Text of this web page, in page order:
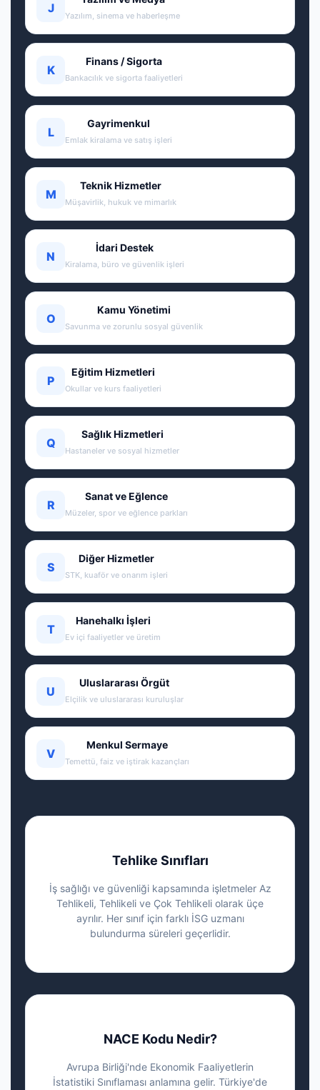
J
Yazılım, sinema ve haberleşme
K
Finans / Sigorta
Bankacılık ve sigorta faaliyetleri
L
Gayrimenkul
Emlak kiralama ve satış işleri
M
Teknik Hizmetler
Müşavirlik, hukuk ve mimarlık
N
İdari Destek
Kiralama, büro ve güvenlik işleri
O
Kamu Yönetimi
Savunma ve zorunlu sosyal güvenlik
P
Eğitim Hizmetleri
Okullar ve kurs faaliyetleri
Q
Sağlık Hizmetleri
Hastaneler ve sosyal hizmetler
R
Sanat ve Eğlence
Müzeler, spor ve eğlence parkları
S
Diğer Hizmetler
STK, kuaför ve onarım işleri
T
Hanehalkı İşleri
Ev içi faaliyetler ve üretim
U
Uluslararası Örgüt
Elçilik ve uluslararası kuruluşlar
V
Menkul Sermaye
Temettü, faiz ve iştirak kazançları
Tehlike Sınıfları
İş sağlığı ve güvenliği kapsamında işletmeler Az
Tehlikeli, Tehlikeli ve Çok Tehlikeli olarak üçe
ayrılır. Her sınıf için farklı İSG uzmanı
bulundurma süreleri geçerlidir.
NACE Kodu Nedir?
Avrupa Birliği'nde Ekonomik Faaliyetlerin
İstatistiki Sınıflaması anlamına gelir. Türkiye'de